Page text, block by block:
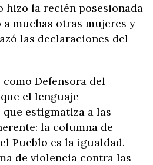
hizo la recién posesionada
a muchas otras mujeres y
las declaraciones del
Defensora del
el lenguaje
estigmatiza a las
la columna de
Pueblo es la igualdad.
de violencia contra las